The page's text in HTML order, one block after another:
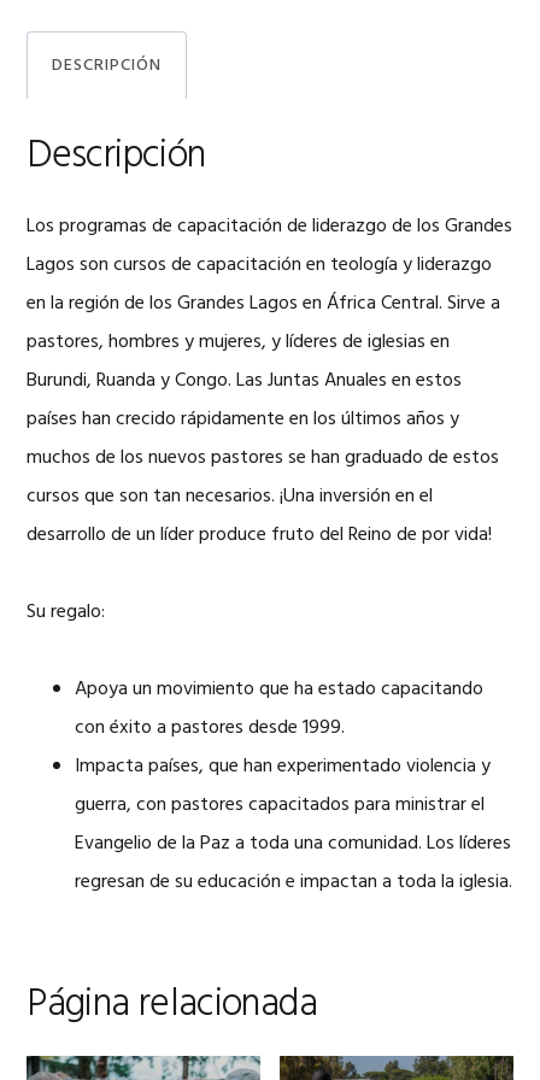
DESCRIPCIÓN
Descripción
Los programas de capacitación de liderazgo de los Grandes
Lagos son cursos de capacitación en teología y liderazgo
en la región de los Grandes Lagos en África Central. Sirve a
pastores, hombres y mujeres, y líderes de iglesias en
Burundi, Ruanda y Congo. Las Juntas Anuales en estos
países han crecido rápidamente en los últimos años y
muchos de los nuevos pastores se han graduado de estos
cursos que son tan necesarios. ¡Una inversión en el
desarrollo de un líder produce fruto del Reino de por vida!
Su regalo:
Apoya un movimiento que ha estado capacitando
con éxito a pastores desde 1999.
Impacta países, que han experimentado violencia y
guerra, con pastores capacitados para ministrar el
Evangelio de la Paz a toda una comunidad. Los líderes
regresan de su educación e impactan a toda la iglesia.
Página relacionada